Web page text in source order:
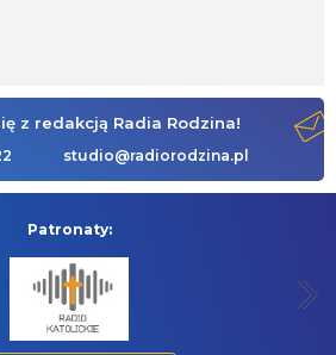
z redakcją Radia Rodzina!
studio@radiorodzina.pl
Patronaty: